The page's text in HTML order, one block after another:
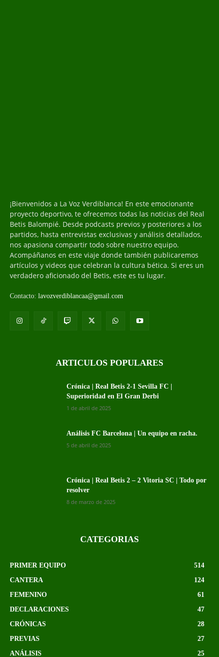
¡Bienvenidos a La Voz Verdiblanca! En este emocionante
proyecto deportivo, te ofrecemos todas las noticias del Real
Betis Balompié. Desde podcasts previos y posteriores a los
partidos, hasta entrevistas exclusivas y análisis detallados,
nos apasiona compartir todo sobre nuestro equipo.
Acompáñanos en este viaje donde también publicaremos
artículos y videos que celebran la cultura bética. Si eres un
verdadero aficionado del Betis, este es tu lugar.
Contacto: lavozverdiblancaa@gmail.com
ARTICULOS POPULARES
Crónica | Real Betis 2-1 Sevilla FC |
Superioridad en El Gran Derbi
1 de abril de 2025
Análisis FC Barcelona | Un equipo en racha.
5 de abril de 2025
Crónica | Real Betis 2 – 2 Vitoria SC | Todo por
resolver
8 de marzo de 2025
CATEGORIAS
PRIMER EQUIPO
514
CANTERA
124
FEMENINO
61
DECLARACIONES
47
CRÓNICAS
28
PREVIAS
27
ANÁLISIS
25